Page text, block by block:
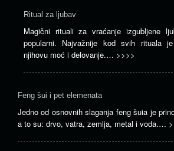
Ritual za ljubav
Magični rituali za vraćanje izgubljene
popularni. Najvažnije kod svih rituala
njihovu moć i delovanje.… >>>>
Feng šui i pet elemenata
Jedno od osnovnih slaganja feng šuia je
a to su: drvo, vatra, zemlja, metal i voda.…